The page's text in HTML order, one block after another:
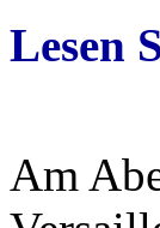
Lesen
Am